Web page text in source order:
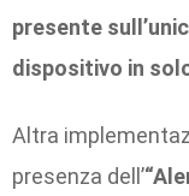
presente
dispositivo in
Altra
presenza dell’